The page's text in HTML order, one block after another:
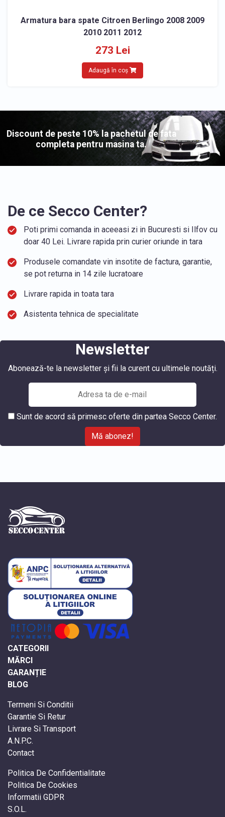
Armatura bara spate Citroen Berlingo 2008 2009
2010 2011 2012
273 Lei
Adaugă în coș
Discount de peste 10% la pachetul de fata
completa pentru masina ta.
De ce Secco Center?
Poti primi comanda in aceeasi zi in Bucuresti si Ilfov cu
doar 40 Lei. Livrare rapida prin curier oriunde in tara
Produsele comandate vin insotite de factura, garantie,
se pot returna in 14 zile lucratoare
Livrare rapida in toata tara
Asistenta tehnica de specialitate
Newsletter
Abonează-te la newsletter și fii la curent cu ultimele noutăți.
Sunt de acord să primesc oferte din partea Secco Center.
Mă abonez!
CATEGORII
MĂRCI
GARANȚIE
BLOG
Termeni Si Conditii
Garantie Si Retur
Livrare Si Transport
A.N.P.C.
Contact
Politica De Confidentialitate
Politica De Cookies
Informatii GDPR
S.O.L.